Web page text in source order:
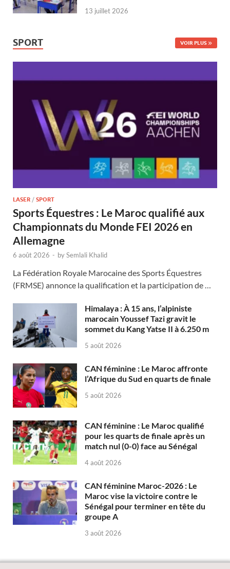
13 juillet 2026
SPORT VOIR PLUS
LASER / SPORT
Sports Équestres : Le Maroc qualifié aux
Championnats du Monde FEI 2026 en
Allemagne
6 août 2026 - bySemlali Khalid
La Fédération Royale Marocaine des Sports Équestres
(FRMSE) annonce la qualification et la participation de …
Himalaya : À 15 ans, l’alpiniste
marocain Youssef Tazi gravit le
sommet du Kang Yatse II à 6.250 m
5 août 2026
CAN féminine : Le Maroc affronte
l’Afrique du Sud en quarts de finale
5 août 2026
CAN féminine : Le Maroc qualifié
pour les quarts de finale après un
match nul (0-0) face au Sénégal
4 août 2026
CAN féminine Maroc-2026 : Le
Maroc vise la victoire contre le
Sénégal pour terminer en tête du
groupe A
3 août 2026